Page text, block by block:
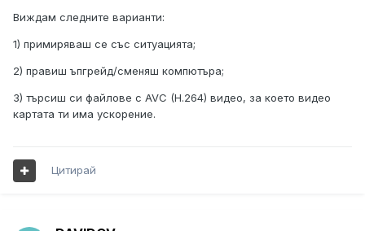
Виждам следните варианти:
1) примиряваш се със ситуацията;
2) правиш ъпгрейд/сменяш компютъра;
3) търсиш си файлове с AVC (H.264) видео, за което видео
картата ти има ускорение.
Цитирай